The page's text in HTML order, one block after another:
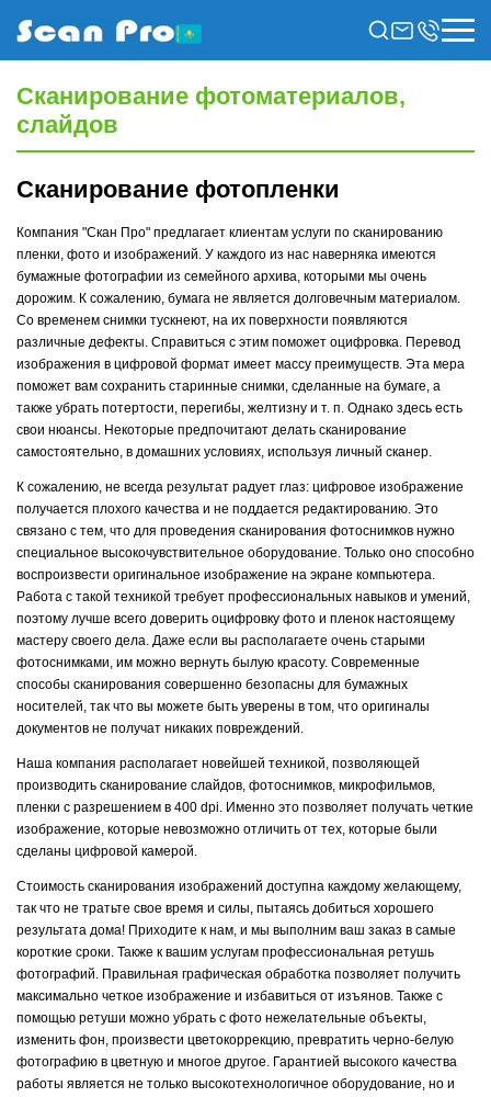
Сканирование фотоматериалов,
слайдов
Сканирование фотопленки
Компания "Скан Про" предлагает клиентам услуги по сканированию
пленки, фото и изображений. У каждого из нас наверняка имеются
бумажные фотографии из семейного архива, которыми мы очень
дорожим. К сожалению, бумага не является долговечным материалом.
Со временем снимки тускнеют, на их поверхности появляются
различные дефекты. Справиться с этим поможет оцифровка. Перевод
изображения в цифровой формат имеет массу преимуществ. Эта мера
поможет вам сохранить старинные снимки, сделанные на бумаге, а
также убрать потертости, перегибы, желтизну и т. п. Однако здесь есть
свои нюансы. Некоторые предпочитают делать сканирование
самостоятельно, в домашних условиях, используя личный сканер.
К сожалению, не всегда результат радует глаз: цифровое изображение
получается плохого качества и не поддается редактированию. Это
связано с тем, что для проведения сканирования фотоснимков нужно
специальное высокочувствительное оборудование. Только оно способно
воспроизвести оригинальное изображение на экране компьютера.
Работа с такой техникой требует профессиональных навыков и умений,
поэтому лучше всего доверить оцифровку фото и пленок настоящему
мастеру своего дела. Даже если вы располагаете очень старыми
фотоснимками, им можно вернуть былую красоту. Современные
способы сканирования совершенно безопасны для бумажных
носителей, так что вы можете быть уверены в том, что оригиналы
документов не получат никаких повреждений.
Наша компания располагает новейшей техникой, позволяющей
производить сканирование слайдов, фотоснимков, микрофильмов,
пленки с разрешением в 400 dpi. Именно это позволяет получать четкие
изображение, которые невозможно отличить от тех, которые были
сделаны цифровой камерой.
Стоимость сканирования изображений доступна каждому желающему,
так что не тратьте свое время и силы, пытаясь добиться хорошего
результата дома! Приходите к нам, и мы выполним ваш заказ в самые
короткие сроки. Также к вашим услугам профессиональная ретушь
фотографий. Правильная графическая обработка позволяет получить
максимально четкое изображение и избавиться от изъянов. Также с
помощью ретуши можно убрать с фото нежелательные объекты,
изменить фон, произвести цветокоррекцию, превратить черно-белую
фотографию в цветную и многое другое. Гарантией высокого качества
работы является не только высокотехнологичное оборудование, но и